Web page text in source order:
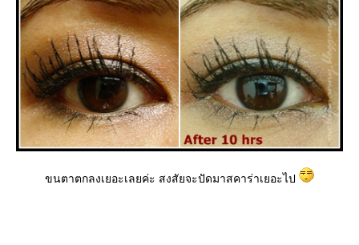
ขนตาตกลงเยอะเลยค่ะ สงสัยจะปัดมาสคาร่าเยอะไป